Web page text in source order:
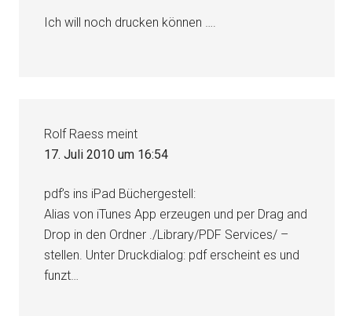
Ich will noch drucken können ….
Rolf Raess meint
17. Juli 2010 um 16:54
pdf’s ins iPad Büchergestell:
Alias von iTunes App erzeugen und per Drag and
Drop in den Ordner ./Library/PDF Services/ –
stellen. Unter Druckdialog: pdf erscheint es und
funzt…